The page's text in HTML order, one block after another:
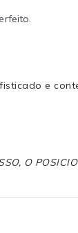
e
O